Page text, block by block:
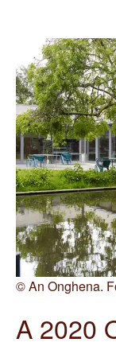
©An Onghena.
A 2020